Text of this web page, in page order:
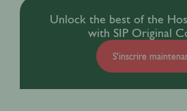
Unlock the best of the
with SIP Original
S'inscrire